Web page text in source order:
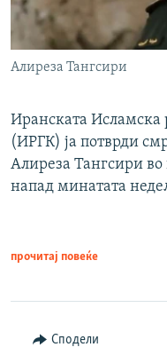
Алиреза Тангсири
Иранската Исламска
(ИРГК) ја потврди
Алиреза Тангсири
напад минатата
прочитај повеќе
Сподели